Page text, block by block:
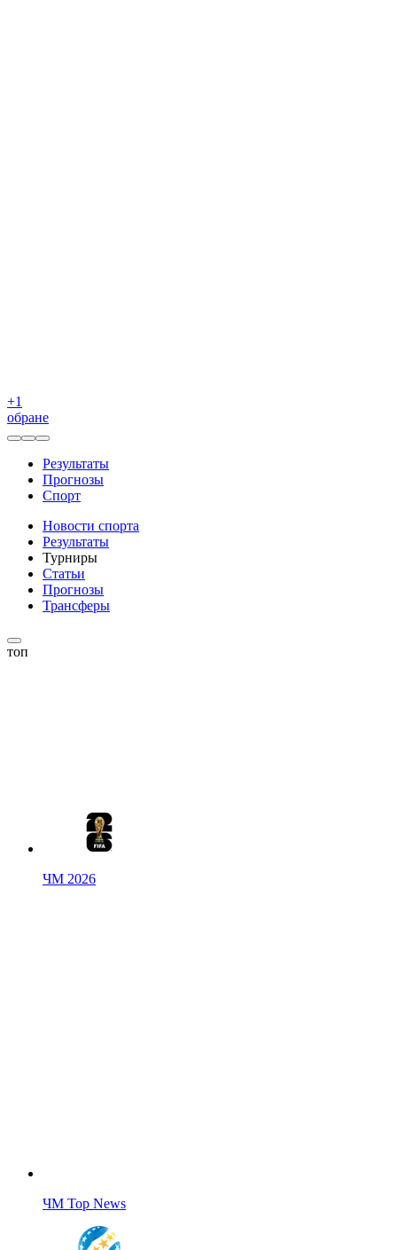
+1
обране
Результаты
Прогнозы
Спорт
Новости спорта
Результаты
Турниры
Статьи
Прогнозы
Трансферы
топ
ЧМ 2026
ЧМ Top News